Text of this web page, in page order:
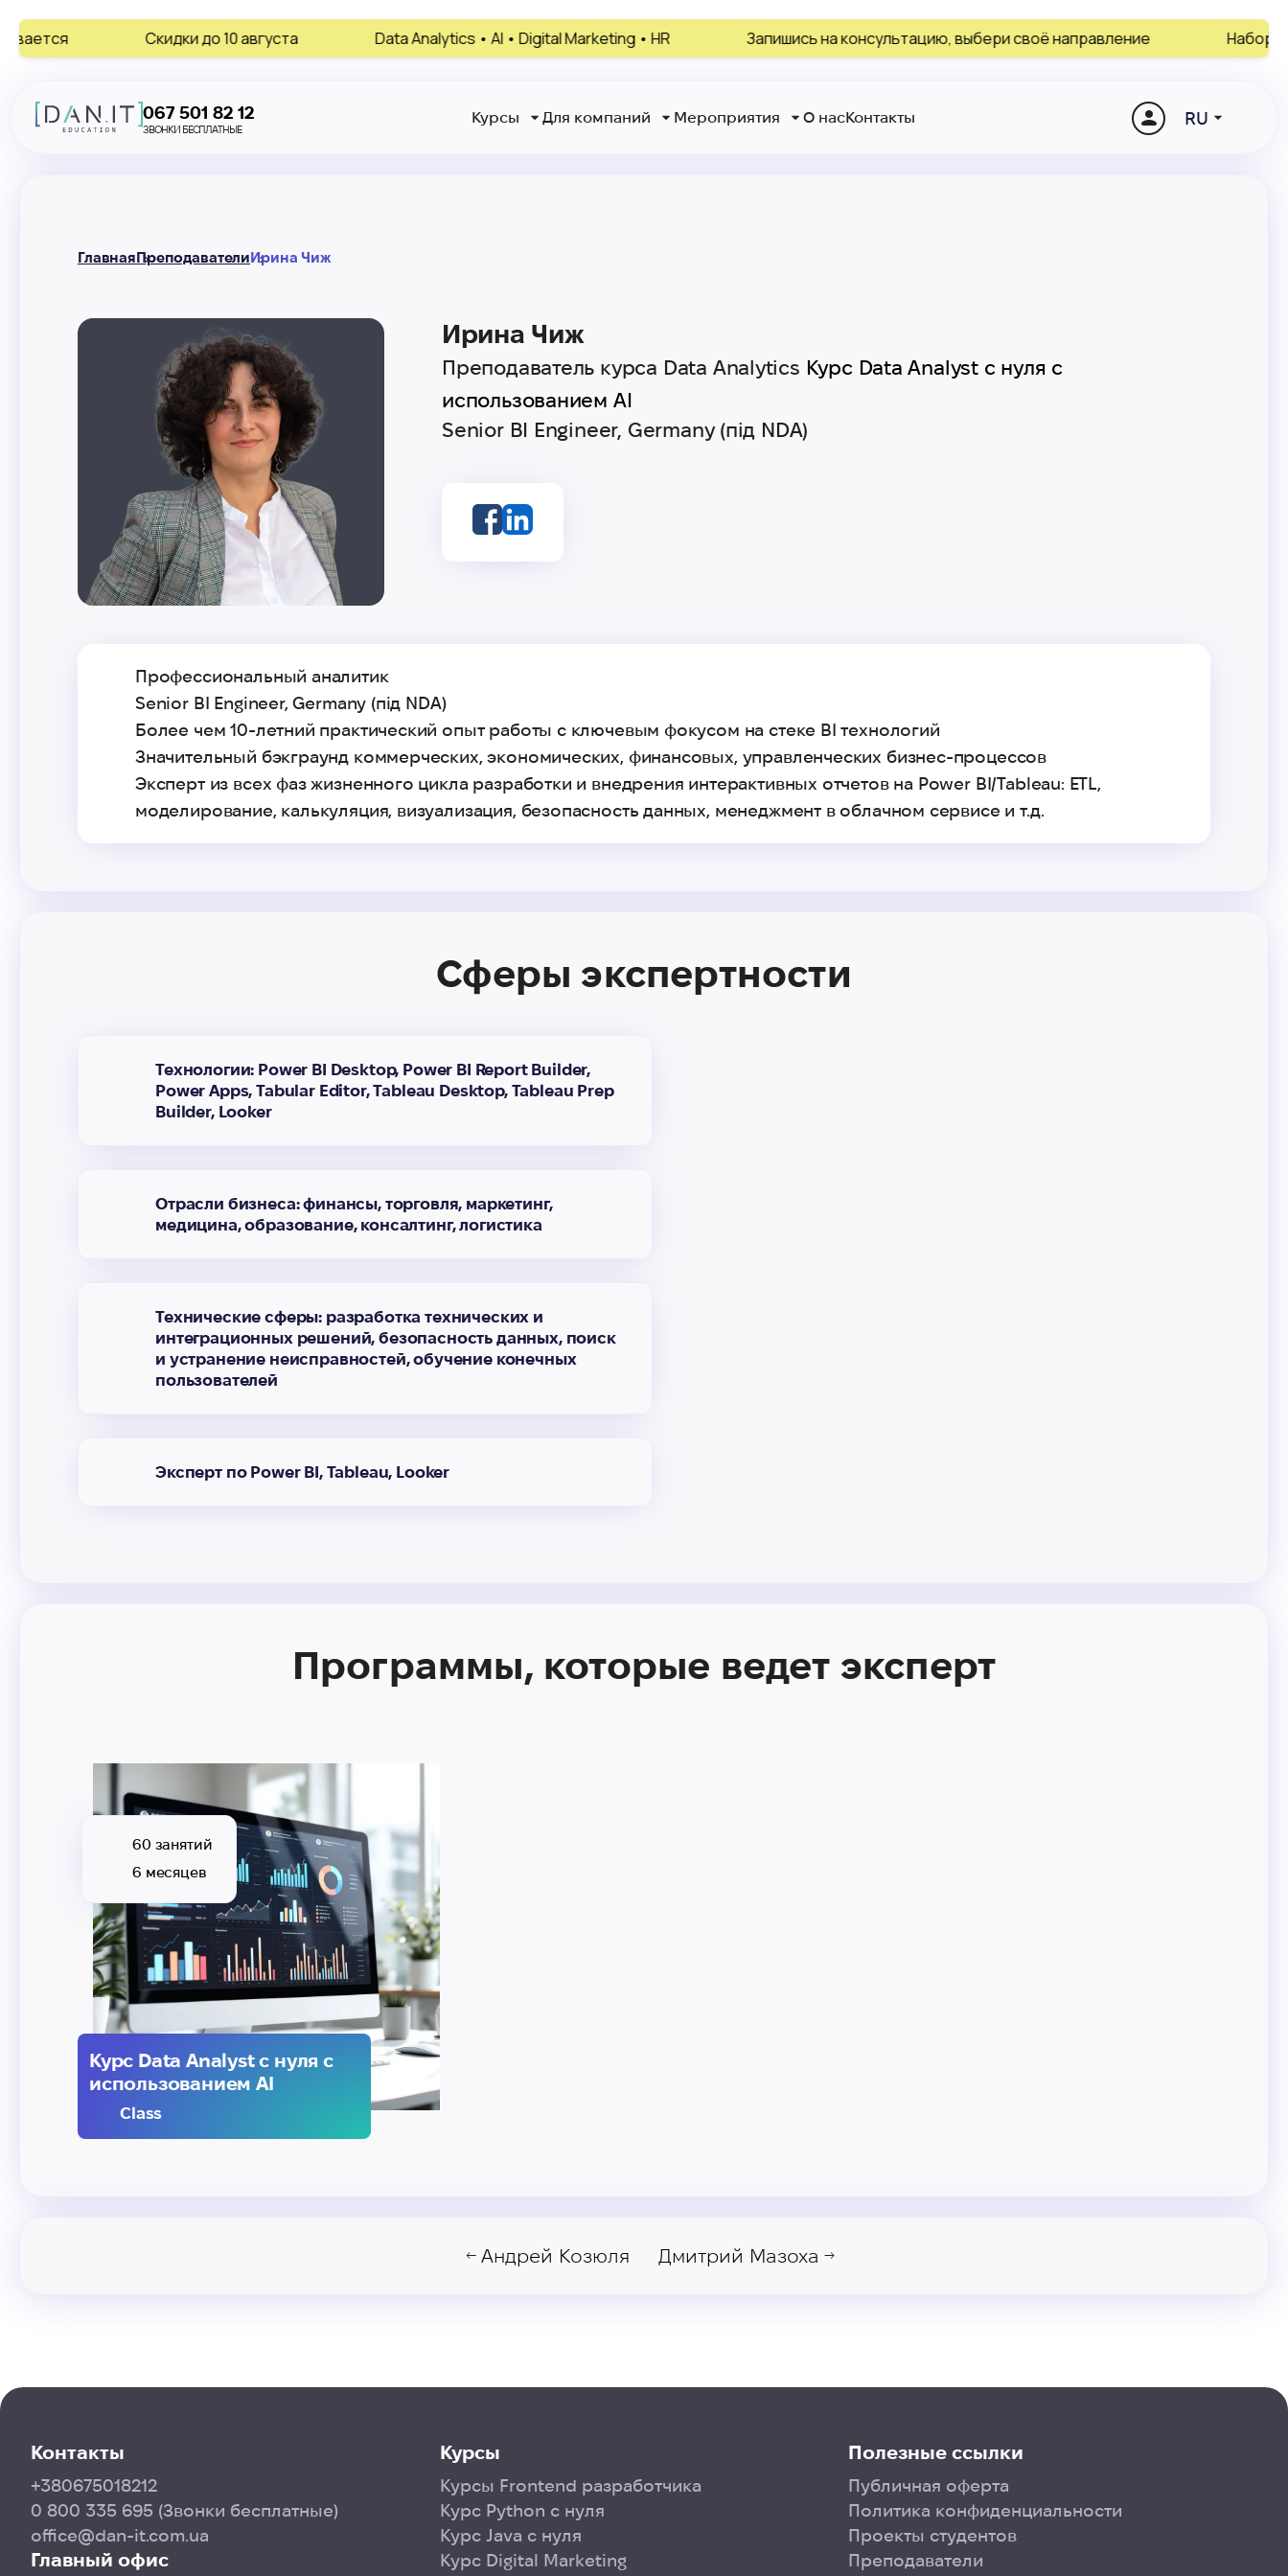
Скидки до 10 августа Data Analytics • AI • Digital Marketing • HR Запишись на консультацию, выбери своё направление Набор на
067 501 82 12
ЗВОНКИ БЕСПЛАТНЫЕ
Курсы Для компаний Мероприятия О насКонтакты RU
Главная Преподаватели Ирина Чиж
Ирина Чиж
Преподаватель курса Data Analytics Курс Data Analyst с нуля с
использованием AI
Senior BI Engineer, Germany (під NDA)
Профессиональный аналитик
Senior BI Engineer, Germany (під NDA)
Более чем 10-летний практический опыт работы с ключевым фокусом на стеке BI технологий
Значительный бэкграунд коммерческих, экономических, финансовых, управленческих бизнес-процессов
Эксперт из всех фаз жизненного цикла разработки и внедрения интерактивных отчетов на Power BI/Tableau: ETL,
моделирование, калькуляция, визуализация, безопасность данных, менеджмент в облачном сервисе и т.д.
Сферы экспертности
Технологии: Power BI Desktop, Power BI Report Builder,
Power Apps, Tabular Editor, Tableau Desktop, Tableau Prep
Builder, Looker
Отрасли бизнеса: финансы, торговля, маркетинг,
медицина, образование, консалтинг, логистика
Технические сферы: разработка технических и
интеграционных решений, безопасность данных, поиск
и устранение неисправностей, обучение конечных
пользователей
Эксперт по Power BI, Tableau, Looker
Программы, которые ведет эксперт
60 занятий
6 месяцев
Курс Data Analyst с нуля с
использованием AI
Class
← Андрей Козюля Дмитрий Мазоха →
Контакты
+380675018212
0 800 335 695 (Звонки бесплатные)
office@dan-it.com.ua
Главный офис
Курсы
Курсы Frontend разработчика
Курс Python с нуля
Курс Java с нуля
Курс Digital Marketing
Полезные ссылки
Публичная оферта
Политика конфиденциальности
Проекты студентов
Преподаватели